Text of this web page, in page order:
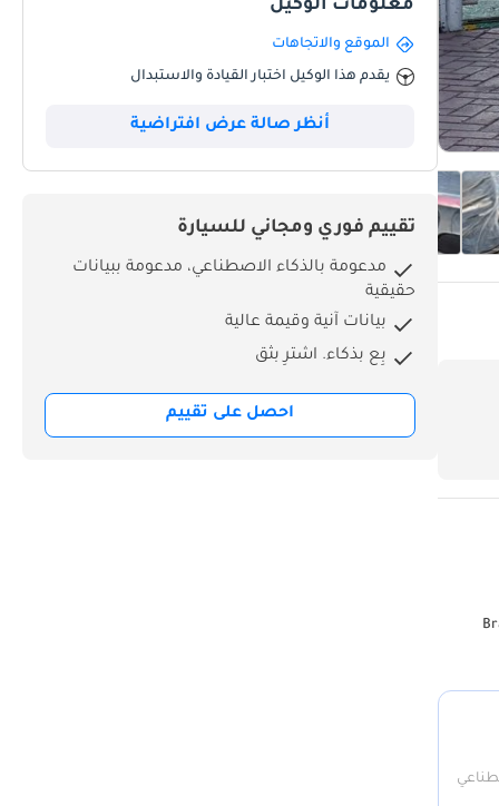
معلومات الوكيل
الموقع والاتجاهات
يقدم هذا الوكيل اختبار القيادة والاستبدال
أنظر صالة عرض افتراضية
تقييم فوري ومجاني للسيارة
مدعومة بالذكاء الاصطناعي، مدعومة ببيانات
حقيقية
بيانات آنية وقيمة عالية
بِع بذكاء. اشترِ بثق
احصل على تقييم